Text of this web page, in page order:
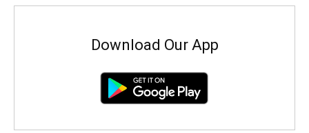
Download Our App